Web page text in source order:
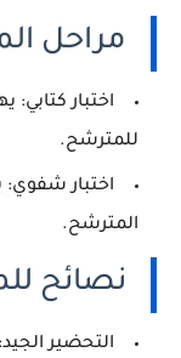
مراحل
اختبار كتابي:
للمترشح.
اختبار شفوي:
المترشح.
نصائح
التحضير الجيد